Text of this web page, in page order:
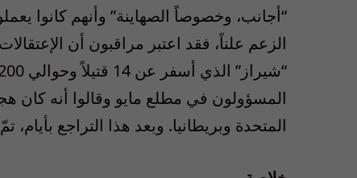
“أجانب، وخصوصاً الصهاينة” وأنهم كانوا
الزعم علناً، فقد اعتبر مراقبون أن
المسؤولون في مطلع مايو وقالوا أنه كان
المتحدة وبريطانيا. وبعد هذا التراجع بأيام،